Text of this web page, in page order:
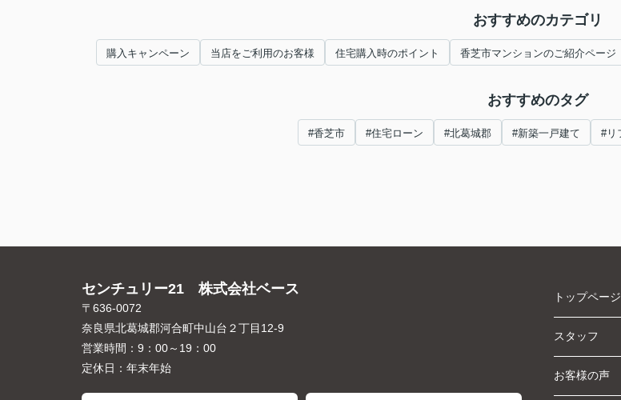
おすすめのカテゴリ
購入キャンペーン 当店をご利用のお客様 住宅購入時のポイント 香芝市マンションのご紹介ページ
おすすめのタグ
#香芝市 #住宅ローン #北葛城郡 #新築一戸建て #リ
センチュリー21 株式会社ベース
〒636-0072
奈良県北葛城郡河合町中山台２丁目12-9
営業時間： 9：00～19：00
定休日： 年末年始
トップページ
スタッフ
お客様の声